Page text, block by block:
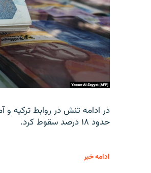
در ادامه تنش در روابط ترکیه و
حدود ۱۸ درصد سقوط کرد.
ادامه خبر